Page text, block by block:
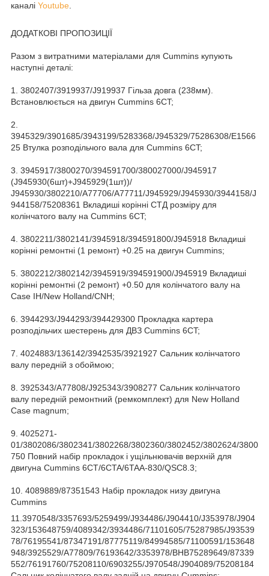
каналі Youtube.
ДОДАТКОВІ ПРОПОЗИЦІЇ
Разом з витратними матеріалами для Cummins купують
наступні деталі:
1. 3802407/3919937/J919937 Гільза довга (238мм).
Встановлюється на двигун Cummins 6CT;
2.
3945329/3901685/3943199/5283368/J945329/75286308/E1566
25 Втулка розподільчого вала для Cummins 6CT;
3. 3945917/3800270/394591700/380027000/J945917
(J945930(6шт)+J945929(1шт))/
J945930/3802210/A77706/A77711/J945929/J945930/3944158/J
944158/75208361 Вкладиші корінні СТД розміру для
колінчатого валу на Cummins 6CT;
4. 3802211/3802141/3945918/394591800/J945918 Вкладиші
корінні ремонтні (1 ремонт) +0.25 на двигун Cummins;
5. 3802212/3802142/3945919/394591900/J945919 Вкладиші
корінні ремонтні (2 ремонт) +0.50 для колінчатого валу на
Case IH/New Holland/CNH;
6. 3944293/J944293/394429300 Прокладка картера
розподільчих шестерень для ДВЗ Cummins 6CT;
7. 4024883/136142/3942535/3921927 Сальник колінчатого
валу передній з обоймою;
8. 3925343/A77808/J925343/3908277 Сальник колінчатого
валу передній ремонтний (ремкомплект) для New Holland
Case magnum;
9. 4025271-
01/3802086/3802341/3802268/3802360/3802452/3802624/3800
750 Повний набір прокладок і ущільнювачів верхній для
двигуна Cummins 6CT/6CTA/6TAA-830/QSC8.3;
10. 4089889/87351543 Набір прокладок низу двигуна
Cummins
11.3970548/3357693/5259499/J934486/J904410/J353978/J904
323/153648759/4089342/3934486/71101605/75287985/J93539
78/76195541/87347191/87775119/84994585/71100591/153648
948/3925529/A77809/76193642/3353978/BHB75289649/87339
552/76191760/75208110/6903255/J970548/J904089/75208184